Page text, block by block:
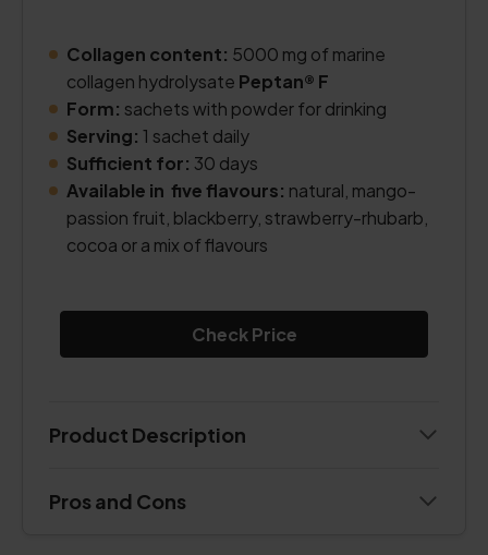
Collagen content: 5000 mg of marine
collagen hydrolysate Peptan® F
Form: sachets with powder for drinking
Serving: 1 sachet daily
Sufficient for: 30 days
Available in five flavours: natural, mango-
passion fruit, blackberry, strawberry-rhubarb,
cocoa or a mix of flavours
Check Price
Product Description
Pros and Cons